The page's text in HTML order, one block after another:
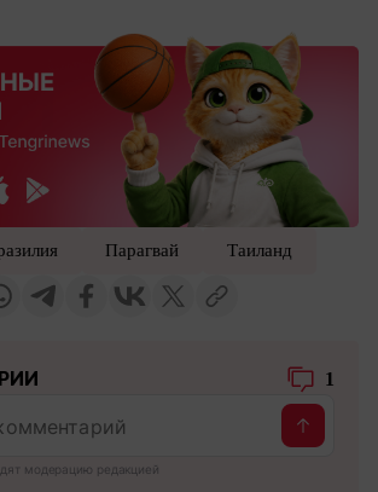
Парагвай Таиланд
1
модерацию редакцией